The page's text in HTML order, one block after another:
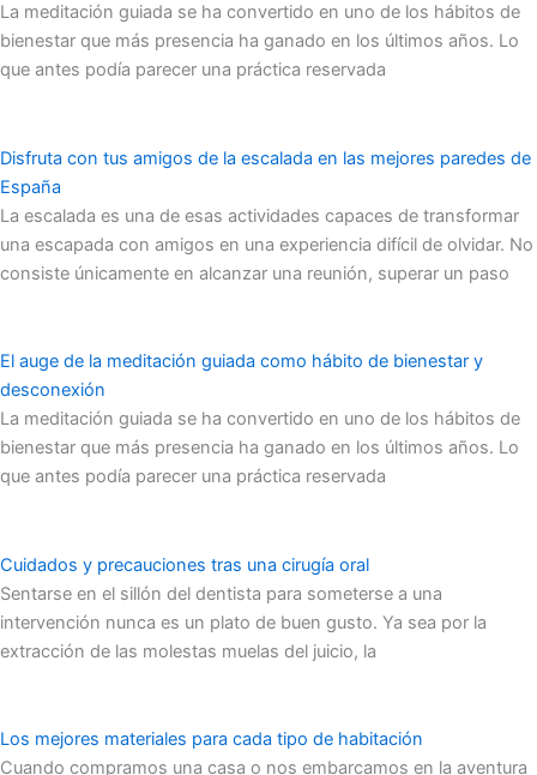
La meditación guiada se ha convertido en uno de los hábitos de
bienestar que más presencia ha ganado en los últimos años. Lo
que antes podía parecer una práctica reservada
Disfruta con tus amigos de la escalada en las mejores paredes de
España
La escalada es una de esas actividades capaces de transformar
una escapada con amigos en una experiencia difícil de olvidar. No
consiste únicamente en alcanzar una reunión, superar un paso
El auge de la meditación guiada como hábito de bienestar y
desconexión
La meditación guiada se ha convertido en uno de los hábitos de
bienestar que más presencia ha ganado en los últimos años. Lo
que antes podía parecer una práctica reservada
Cuidados y precauciones tras una cirugía oral
Sentarse en el sillón del dentista para someterse a una
intervención nunca es un plato de buen gusto. Ya sea por la
extracción de las molestas muelas del juicio, la
Los mejores materiales para cada tipo de habitación
Cuando compramos una casa o nos embarcamos en la aventura